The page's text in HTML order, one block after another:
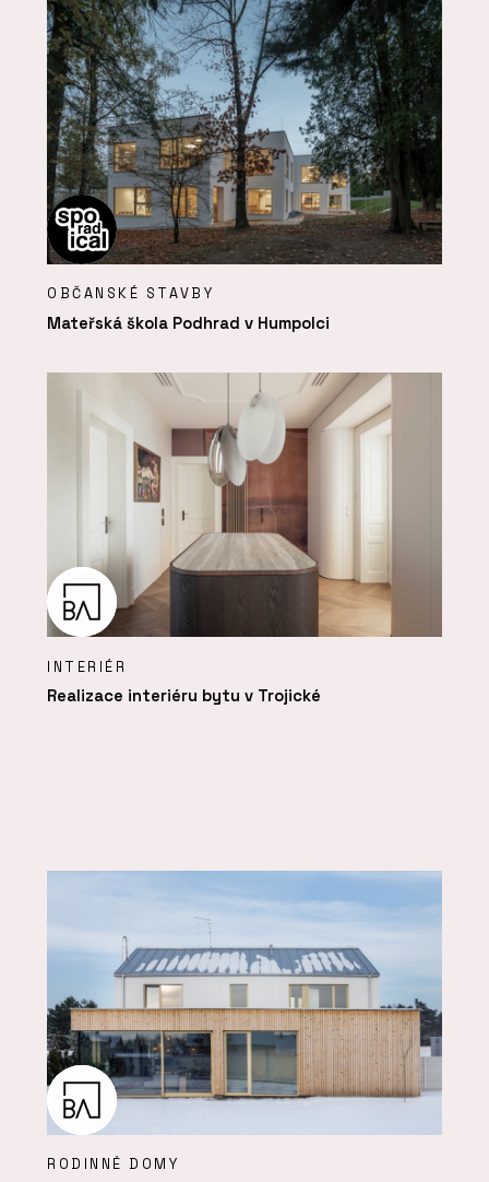
OBČANSKÉ STAVBY
Mateřská škola Podhrad v Humpolci
INTERIÉR
Realizace interiéru bytu v Trojické
RODINNÉ DOMY